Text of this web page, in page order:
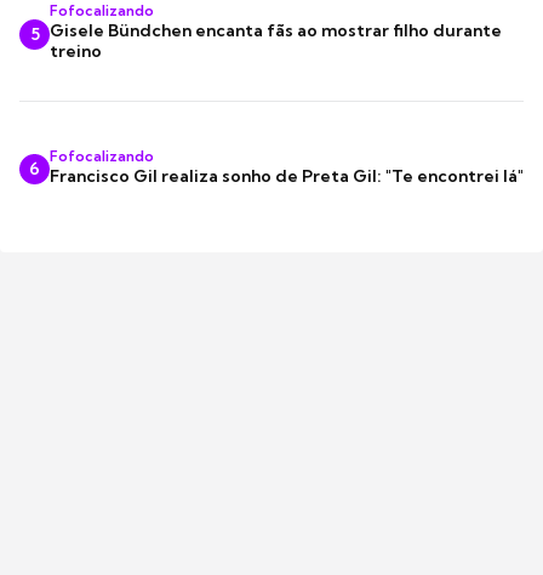
5
Fofocalizando
Gisele Bündchen encanta fãs ao mostrar filho durante
treino
6
Fofocalizando
Francisco Gil realiza sonho de Preta Gil: "Te encontrei lá"